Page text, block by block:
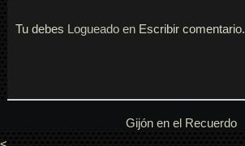
Tu debes Logueado enEscribir comentario.
Gijón en el Recuerdo